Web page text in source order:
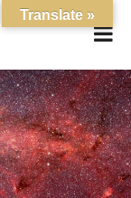
Translate »